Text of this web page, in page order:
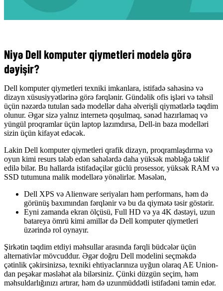
Niyə Dell komputer qiymetleri modelə görə
dəyişir?
Dell komputer qiymetleri texniki imkanlara, istifadə sahəsinə və
dizayn xüsusiyyətlərinə görə fərqlənir. Gündəlik ofis işləri və təhsil
üçün nəzərdə tutulan sadə modellər daha əlverişli qiymətlərlə təqdim
olunur. Əgər sizə yalnız internetə qoşulmaq, sənəd hazırlamaq və
yüngül proqramlar üçün laptop lazımdırsa, Dell-in baza modelləri
sizin üçün kifayət edəcək.
Lakin Dell komputer qiymetleri qrafik dizayn, proqramlaşdırma və
oyun kimi resurs tələb edən sahələrdə daha yüksək məbləğə təklif
edilə bilər. Bu hallarda istifadəçilər güclü prosessor, yüksək RAM və
SSD tutumuna malik modellərə yönəlirlər. Məsələn,
Dell XPS və Alienware seriyaları həm performans, həm də
görünüş baxımından fərqlənir və bu da qiymətə təsir göstərir.
Eyni zamanda ekran ölçüsü, Full HD və ya 4K dəstəyi, uzun
batareya ömrü kimi amillər də Dell komputer qiymetleri
üzərində rol oynayır.
Şirkətin təqdim etdiyi məhsullar arasında fərqli büdcələr üçün
alternativlər mövcuddur. Əgər doğru Dell modelini seçməkdə
çətinlik çəkirsinizsə, texniki ehtiyaclarınıza uyğun olaraq AE Union-
dan peşəkar məsləhət ala bilərsiniz. Çünki düzgün seçim, həm
məhsuldarlığınızı artırar, həm də uzunmüddətli istifadəni təmin edər.